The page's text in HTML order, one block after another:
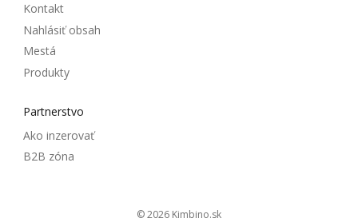
Kontakt
Nahlásiť obsah
Mestá
Produkty
Partnerstvo
Ako inzerovať
B2B zóna
© 2026 kimbino.sk